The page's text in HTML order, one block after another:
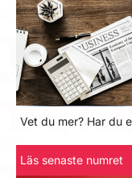
Vet du mer? Har du
Läs senaste numret